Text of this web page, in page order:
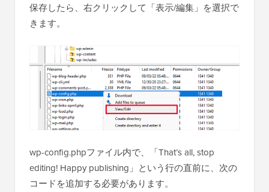
保存したら、右クリックして「表示/編集」を選択で
きます。
wp-config.phpファイル内で、「That’s all, stop
editing! Happy publishing」という行の直前に、次の
コードを追加する必要があります。